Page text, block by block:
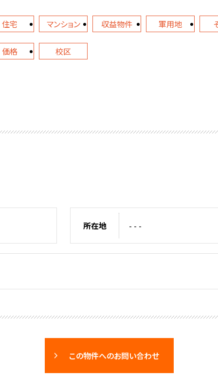
住宅 マンション 収益物件 軍用地
価格 校区
所在地 - - -
この物件へのお問い合わせ